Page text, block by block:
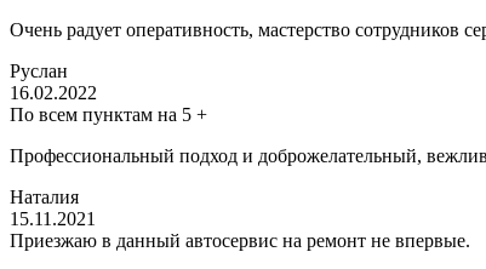
Очень радует оперативность, мастерство сотрудников
Руслан
16.02.2022
По всем пунктам на 5 +
Профессиональный подход и доброжелательный,
Наталия
15.11.2021
Приезжаю в данный автосервис на ремонт не впервые.